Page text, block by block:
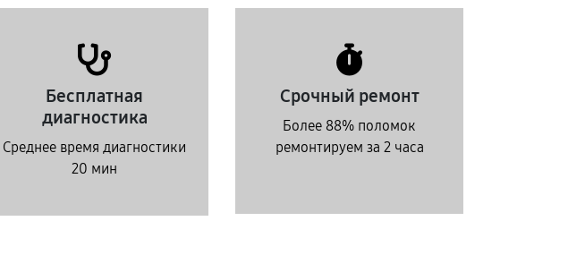
Бесплатная
диагностика
Среднее время диагностики
20 мин
Срочный ремонт
Более 88% поломок
ремонтируем за 2 часа